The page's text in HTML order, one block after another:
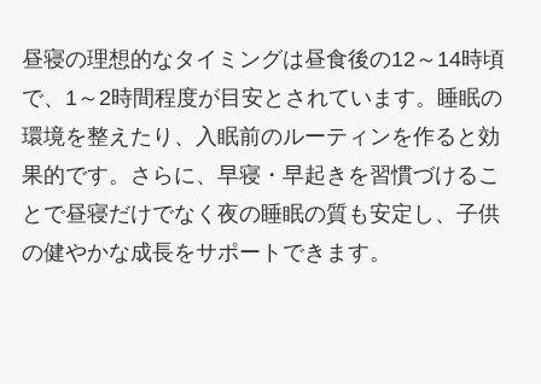
昼寝の理想的なタイミングは昼食後の12～14時頃
で、1～2時間程度が目安とされています。睡眠の
環境を整えたり、入眠前のルーティンを作ると効
果的です。さらに、早寝・早起きを習慣づけるこ
とで昼寝だけでなく夜の睡眠の質も安定し、子供
の健やかな成長をサポートできます。